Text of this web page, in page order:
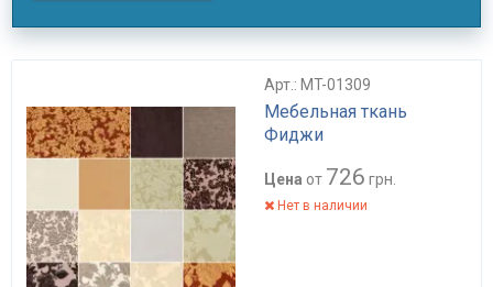
Арт.: MT-01309
Мебельная ткань
Фиджи
Цена от 726 грн.
Нет в наличии